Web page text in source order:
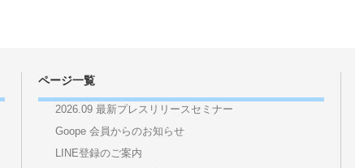
ページ一覧
2026.09 最新プレスリリースセミナー
Goope 会員からのお知らせ
LINE登録のご案内